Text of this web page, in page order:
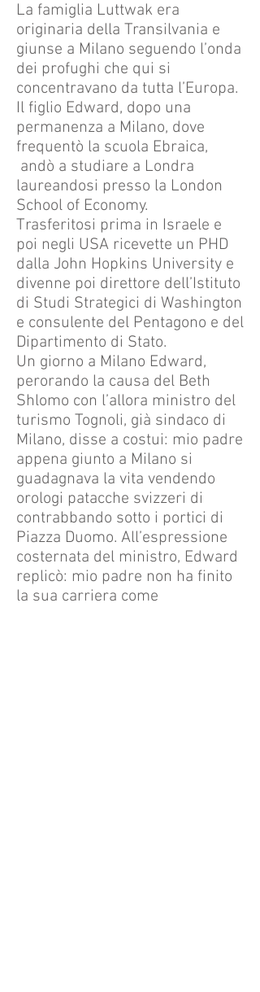
La famiglia Luttwak era
originaria della Transilvania e
giunse a Milano seguendo l’onda
dei profughi che qui si
concentravano da tutta l’Europa.
Il figlio Edward, dopo una
permanenza a Milano, dove
frequentò la scuola Ebraica,
andò a studiare a Londra
laureandosi presso la London
School of Economy.
Trasferitosi prima in Israele e
poi negli USA ricevette un PHD
dalla John Hopkins University e
divenne poi direttore dell’Istituto
di Studi Strategici di Washington
e consulente del Pentagono e del
Dipartimento di Stato.
Un giorno a Milano Edward,
perorando la causa del Beth
Shlomo con l’allora ministro del
turismo Tognoli, già sindaco di
Milano, disse a costui: mio padre
appena giunto a Milano si
guadagnava la vita vendendo
orologi patacche svizzeri di
contrabbando sotto i portici di
Piazza Duomo. All’espressione
costernata del ministro, Edward
replicò: mio padre non ha finito
la sua carriera come